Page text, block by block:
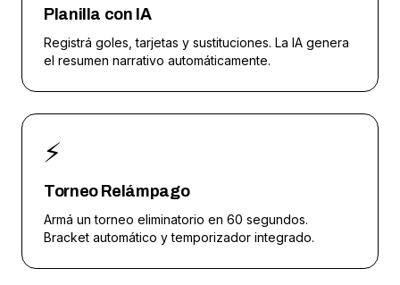
Planilla con IA
Registrá goles, tarjetas y sustituciones. La IA genera
el resumen narrativo automáticamente.
⚡
Torneo Relámpago
Armá un torneo eliminatorio en 60 segundos.
Bracket automático y temporizador integrado.